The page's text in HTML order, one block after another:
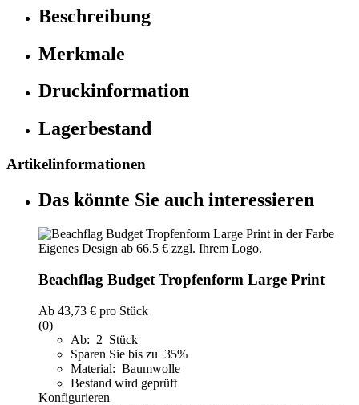
Beschreibung
Merkmale
Druckinformation
Lagerbestand
Artikelinformationen
Das könnte Sie auch interessieren
Beachflag Budget Tropfenform Large Print
Ab 43,73 € pro Stück
(0)
Ab: 2 Stück
Sparen Sie bis zu 35%
Material: Baumwolle
Bestand wird geprüft
Konfigurieren